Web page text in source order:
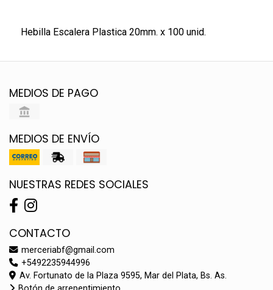
Hebilla Escalera Plastica 20mm. x 100 unid.
MEDIOS DE PAGO
MEDIOS DE ENVÍO
NUESTRAS REDES SOCIALES
CONTACTO
merceriabf@gmail.com
+5492235944996
Av. Fortunato de la Plaza 9595, Mar del Plata, Bs. As.